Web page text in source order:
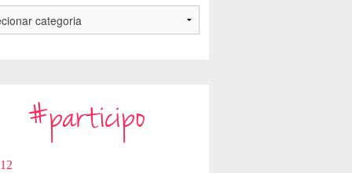
#participo